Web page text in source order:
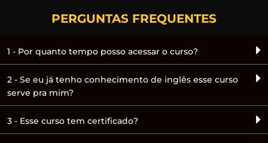
PERGUNTAS FREQUENTES
1 - Por quanto tempo posso acessar o curso?
2 - Se eu já tenho conhecimento de inglês esse curso
serve pra mim?
3 - Esse curso tem certificado?